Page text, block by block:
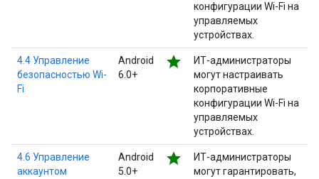
конфигурации Wi-Fi на
управляемых
устройствах.
4.4 Управление
безопасностью Wi-
Fi
Android
6.0+
star
ИТ-администраторы
могут настраивать
корпоративные
конфигурации Wi-Fi на
управляемых
устройствах.
4.6 Управление
аккаунтом
Android
5.0+
star
ИТ-администраторы
могут гарантировать,